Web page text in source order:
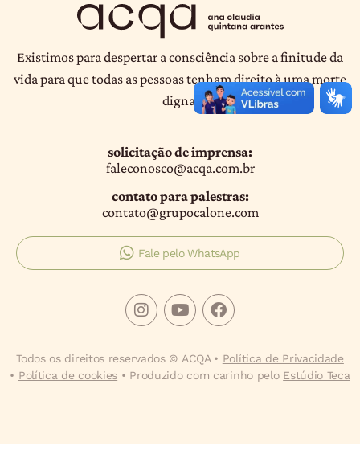
Existimos para despertar a consciência sobre a finitude da
vida para que todas as pessoas tenham direito à uma morte
digna.
solicitação de imprensa:
faleconosco@acqa.com.br
contato para palestras:
contato@grupocalone.com
Fale pelo WhatsApp
Todos os direitos reservados © ACQA • Política de Privacidade
• Política de cookies • Produzido com carinho pelo Estúdio Teca